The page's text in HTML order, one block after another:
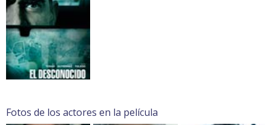
Fotos de los actores en la película